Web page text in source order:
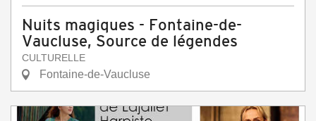
Nuits magiques - Fontaine-de-
Vaucluse, Source de légendes
CULTURELLE
Fontaine-de-Vaucluse